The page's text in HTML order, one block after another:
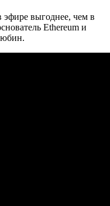
эфире выгоднее, чем в
Ethereum и